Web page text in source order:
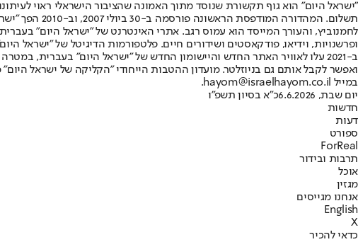
"ישראל היום" הוא גוף תקשורת שנוסד מתוך האמונה שהציבור הישראלי ראוי
תשלום.
ופרשנויות, וידיאו, פודקאסטים ושידורים חיים. פלטפורמות הדיגיטל של "ישראל
ב-2021 עלו לאוויר האתר החדש והיישומון החדש של "ישראל היום" בעברית,
ואפשר לקבל אותם גם בניוזלטר. מועדון ההטבות הייחודי "הקליקה של ישראל
במייל hayom@israelhayom.co.il.
יום שבת, 6.6.2026
כ"א בסיון תשפ"ו
חדשות
דעות
ספורט
ForReal
תרבות ובידור
אוכל
מגזין
אנחנו מגייסים
English
X
כדאי להכיר